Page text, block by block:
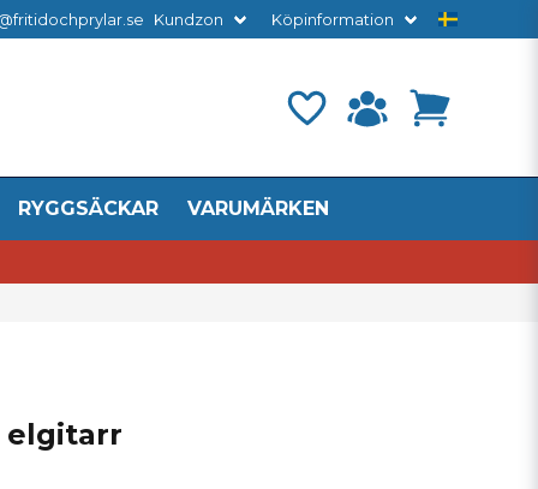
Kundzon Köpinformation
RYGGSÄCKAR VARUMÄRKEN
elgitarr